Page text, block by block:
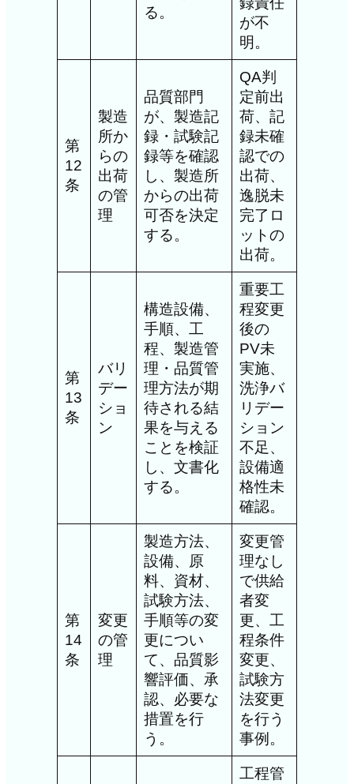
る。
が不
明。
第
12
条
製造
所か
らの
出荷
の管
理
品質部門
が、製造記
録・試験記
録等を確認
し、製造所
からの出荷
可否を決定
する。
QA判
定前出
荷、記
録未確
認での
出荷、
逸脱未
完了ロ
ットの
出荷。
第
13
条
バリ
デー
ショ
ン
構造設備、
手順、工
程、製造管
理・品質管
理方法が期
待される結
果を与える
ことを検証
し、文書化
する。
重要工
程変更
後の
PV未
実施、
洗浄バ
リデー
ション
不足、
設備適
格性未
確認。
第
14
条
変更
の管
理
製造方法、
設備、原
料、資材、
試験方法、
手順等の変
更につい
て、品質影
響評価、承
認、必要な
措置を行
う。
変更管
理なし
で供給
者変
更、工
程条件
変更、
試験方
法変更
を行う
事例。
工程管